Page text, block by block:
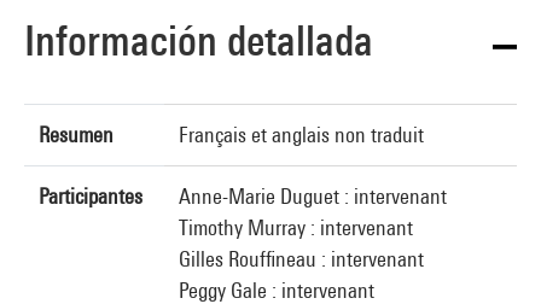
Información detallada
Resumen Français et anglais non traduit
Participantes
Anne-Marie Duguet : intervenant
Timothy Murray : intervenant
Gilles Rouffineau : intervenant
Peggy Gale : intervenant